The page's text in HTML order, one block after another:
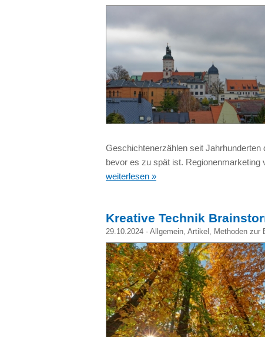
Geschichtenerzählen seit
bevor es zu spät ist.
weiterlesen »
Kreative Technik
29.10.2024 - Allgemein, Artikel , Methoden zur